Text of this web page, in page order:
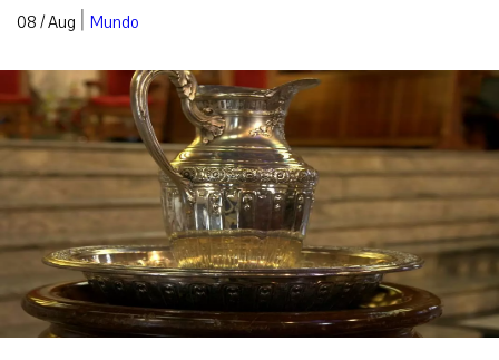
08 / Aug | Mundo